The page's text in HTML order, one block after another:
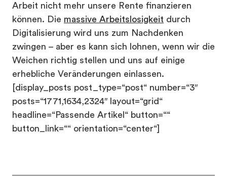
Arbeit nicht mehr unsere Rente finanzieren
können. Die massive Arbeitslosigkeit durch
Digitalisierung wird uns zum Nachdenken
zwingen – aber es kann sich lohnen, wenn wir die
Weichen richtig stellen und uns auf einige
erhebliche Veränderungen einlassen.
[display_posts post_type=“post“ number=“3″
posts=“1771,1634,2324″ layout=“grid“
headline=“Passende Artikel“ button=““
button_link=““ orientation=“center“]